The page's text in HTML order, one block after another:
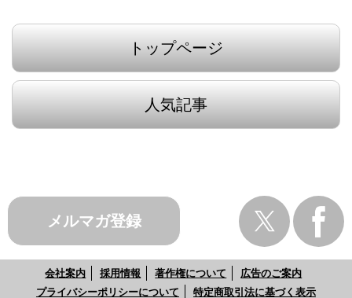
トップページ
人気記事
メルマガ登録
会社案内 採用情報 著作権について
広告のご案内
プライバシーポリシーについて
特定商取引法に基づく表示